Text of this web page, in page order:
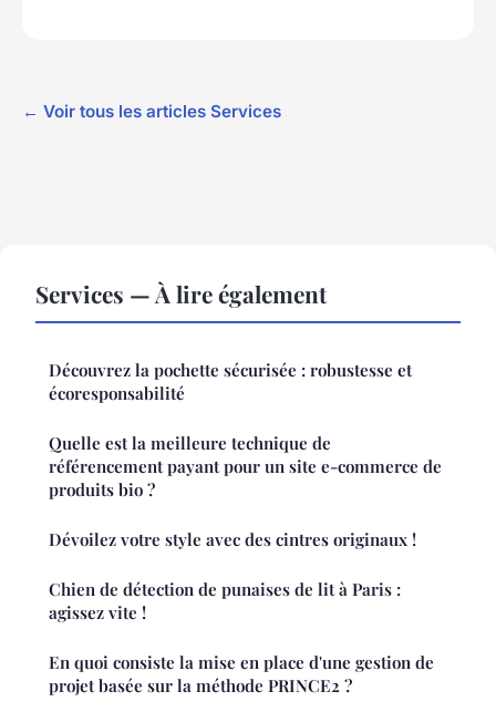
← Voir tous les articles Services
Services — À lire également
Découvrez la pochette sécurisée : robustesse et
écoresponsabilité
Quelle est la meilleure technique de
référencement payant pour un site e-commerce de
produits bio ?
Dévoilez votre style avec des cintres originaux !
Chien de détection de punaises de lit à Paris :
agissez vite !
En quoi consiste la mise en place d'une gestion de
projet basée sur la méthode PRINCE2 ?